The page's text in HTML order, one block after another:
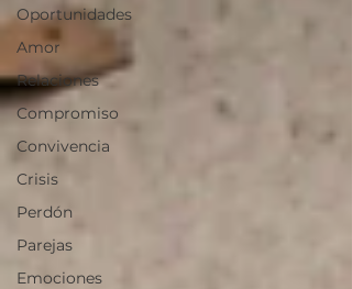
Oportunidades
Amor
Relaciones
Compromiso
Convivencia
Crisis
Perdón
Parejas
Emociones